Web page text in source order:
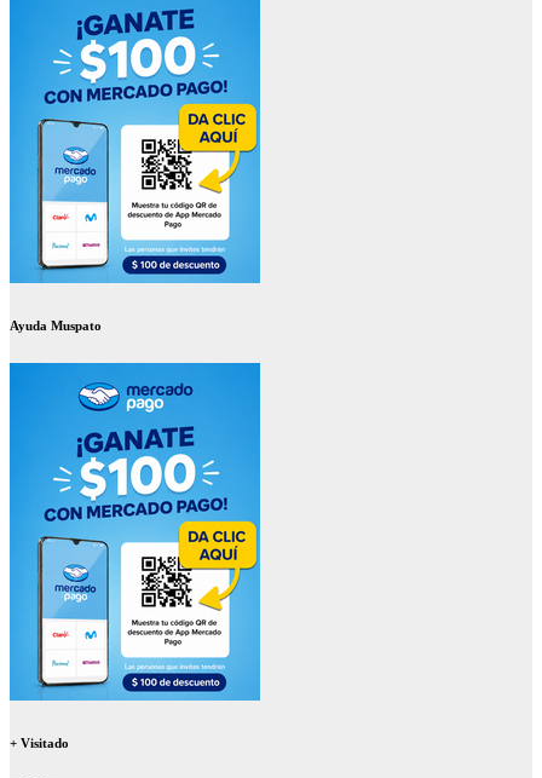
Ayuda Muspato
+ Visitado